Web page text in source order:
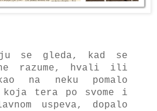
se gleda, kad se
razume, hvali ili
na neku pomalo
koja tera po svome i
uspeva, dopalo